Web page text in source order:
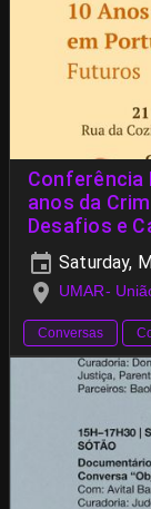
Conferência
anos da
Desafios e
Saturday,
UMAR-
Conversas